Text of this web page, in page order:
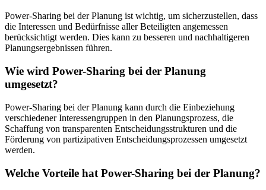
Power-Sharing bei der Planung ist wichtig, um sicherzustellen, dass
die Interessen und Bedürfnisse aller Beteiligten angemessen
berücksichtigt werden. Dies kann zu besseren und nachhaltigeren
Planungsergebnissen führen.
Wie wird Power-Sharing bei der Planung
umgesetzt?
Power-Sharing bei der Planung kann durch die Einbeziehung
verschiedener Interessengruppen in den Planungsprozess, die
Schaffung von transparenten Entscheidungsstrukturen und die
Förderung von partizipativen Entscheidungsprozessen umgesetzt
werden.
Welche Vorteile hat Power-Sharing bei der Planung?